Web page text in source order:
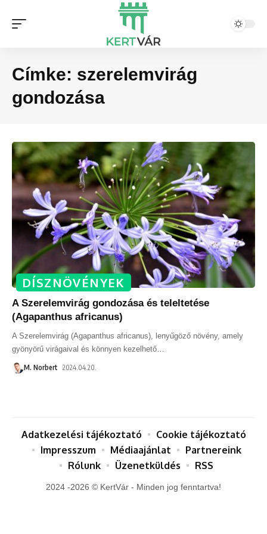
Címke: szerelemvirág
gondozása
DÍSZNÖVÉNYEK
A Szerelemvirág gondozása és teleltetése
(Agapanthus africanus)
A Szerelemvirág (Agapanthus africanus), lenyűgöző növény, amely
gyönyörű virágaival és könnyen kezelhető
M. Norbert 2024.04.20.
2024 -2026 © KertVár - Minden jog fenntartva!
Adatkezelési tájékoztató
Cookie tájékoztató
Impresszum
Médiaajánlat
Partnereink
Rólunk
Üzenetküldés RSS